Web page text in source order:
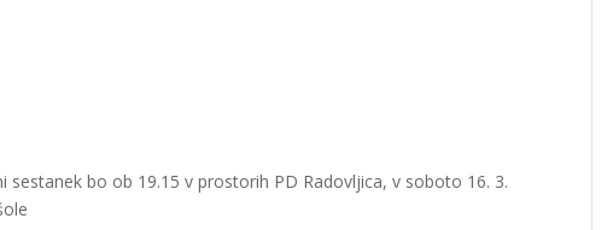
bo ob 19.15 v prostorih PD Radovljica, v soboto 16. 3.